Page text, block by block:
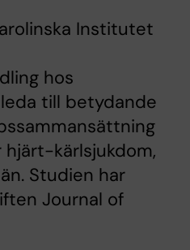
Institutet
hos
till betydande
kärlsjukdom,
Studien har
Journal of